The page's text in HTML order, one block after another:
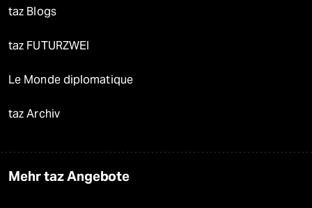
taz Blogs
taz FUTURZWEI
Le Monde diplomatique
taz Archiv
Mehr taz Angebote